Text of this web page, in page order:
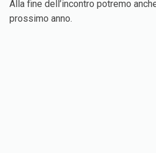
Alla fine dell’incontro potremo
prossimo anno.